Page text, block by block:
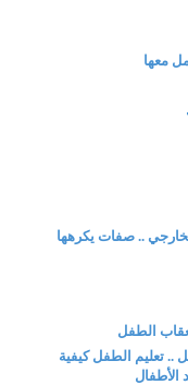
معها
.. صفات يكرهها
الطفل
.. تعليم الطفل كيفية
الأطفال